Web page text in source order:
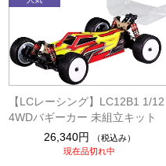
【LCレーシング】LC12B1 1/12
4WDバギーカー 未組立キット
26,340円
（税込み）
現在品切れ中